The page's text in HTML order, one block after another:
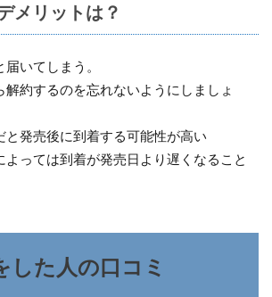
メリットは？
いてしまう。
解約するのを忘れないようにしましょ
と発売後に到着する可能性が高い
よっては到着が発売日より遅くなること
した人の口コミ